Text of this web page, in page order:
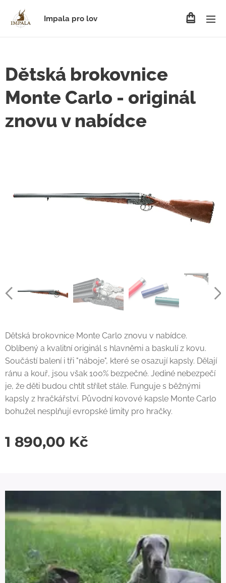
Impala pro lov
Dětská brokovnice
Monte Carlo - originál
znovu v nabídce
Dětská brokovnice Monte Carlo znovu v nabídce.
Oblíbený a kvalitní originál s hlavněmi a baskulí z kovu.
Součástí balení i tři "náboje", které se osazují kapsly. Dělají
ránu a kouř, jsou však 100% bezpečné. Jediné nebezpečí
je, že děti budou chtít střílet stále. Funguje s běžnými
kapsly z hračkářství. Původní kovové kapsle Monte Carlo
bohužel nesplňují evropské limity pro hračky.
1 890,00 Kč